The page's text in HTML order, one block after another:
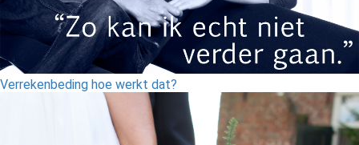
Verrekenbeding hoe werkt dat?